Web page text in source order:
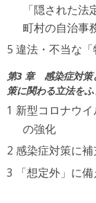
「隠された
町村の自治事
違法・不当な
第3 章 感染症対策
策に関わる立法を
新型コロナウ
の強化
感染症対策に
「想定外」に